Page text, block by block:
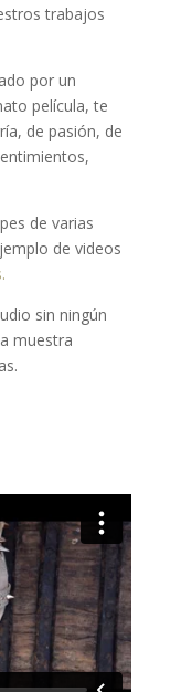
trabajos
por un
película, te
de pasión, de
de varias
de videos
sin ningún
muestra